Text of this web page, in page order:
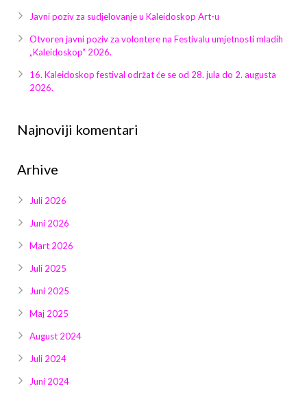
Javni poziv za sudjelovanje u Kaleidoskop Art-u
Otvoren javni poziv za volontere na Festivalu umjetnosti mladih
„Kaleidoskop“ 2026.
16. Kaleidoskop festival održat će se od 28. jula do 2. augusta
2026.
Najnoviji komentari
Arhive
Juli 2026
Juni 2026
Mart 2026
Juli 2025
Juni 2025
Maj 2025
August 2024
Juli 2024
Juni 2024